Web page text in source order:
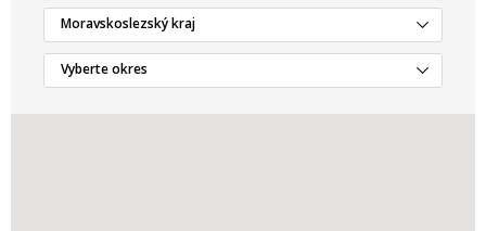
Moravskoslezský kraj
Vyberte okres